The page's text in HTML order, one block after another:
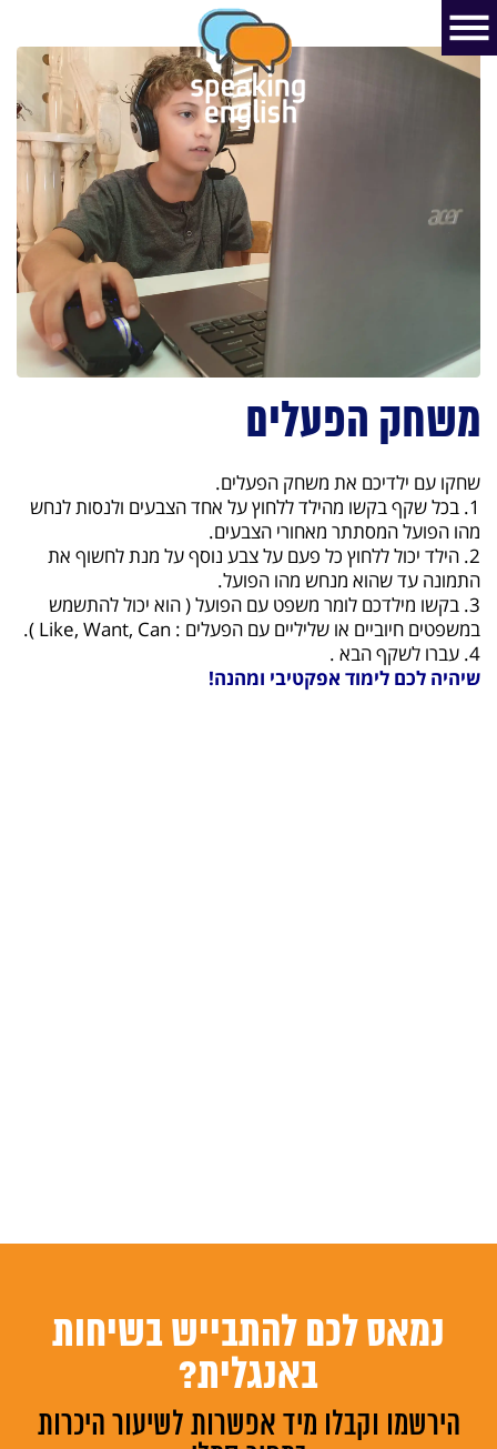
משחק הפעלים
שחקו עם ילדיכם את משחק הפעלים.
1. בכל שקף בקשו מהילד ללחוץ על אחד הצבעים ולנסות לנחש
מהו הפועל המסתתר מאחורי הצבעים.
2. הילד יכול ללחוץ כל פעם על צבע נוסף על מנת לחשוף את
התמונה עד שהוא מנחש מהו הפועל.
3. בקשו מילדכם לומר משפט עם הפועל ( הוא יכול להתשמש
במשפטים חיוביים או שליליים עם הפעלים : Like, Want, Can ).
4. עברו לשקף הבא .
שיהיה לכם לימוד אפקטיבי ומהנה!
נמאס לכם להתבייש בשיחות
באנגלית?
הירשמו וקבלו מיד אפשרות לשיעור היכרות